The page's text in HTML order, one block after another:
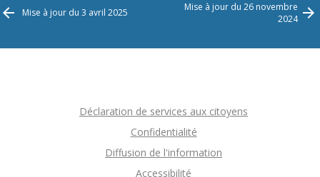
Mise à jour du 3 avril 2025
Mise à jour du 26 novembre
2024
Déclaration de services aux citoyens
Confidentialité
Diffusion de l'information
Accessibilité